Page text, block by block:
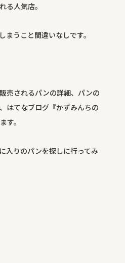
る人気店。
まうこと間違いなしです。
売されるパンの詳細、パンの
はてなブログ『かずみんちの
す。
入りのパンを探しに行ってみ